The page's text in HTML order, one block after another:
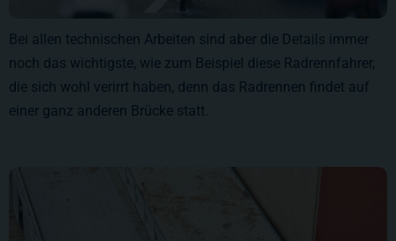
Bei allen technischen Arbeiten sind aber die Details immer
noch das wichtigste, wie zum Beispiel diese Radrennfahrer,
die sich wohl verirrt haben, denn das Radrennen findet auf
einer ganz anderen Brücke statt.